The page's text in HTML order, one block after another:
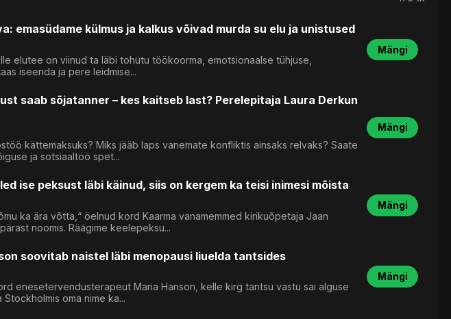
emasüdame külmus ja kalkus võivad murda su elu ja unistused
elutee on viinud ta läbi tohutu töökoorma, emotsionaalse tühjuse,
iseenda ja pere leidmise...
Mängi
saab sõjatanner – kes kaitseb last? Perelepitaja Laura Derkun
kättemaksuks? Miks jääb laps vanemate konfliktis ainsaks relvaks? Saate
ja sotsiaaltöö spet...
Mängi
ise peksust läbi käinud, siis on kergem ka teisi inimesi mõista
ka ära võtta,“ öelnud kord Kaarma vanamemmed kirikuõpetaja Jaan
noomis. Räägime keelepeksu...
Mängi
soovitab naistel läbi menopausi liuelda tantsides
enesetervendusterapeut Maria Hanson, kelle kirg tantsu vastu sai alguse
oma nime ka...
Mängi